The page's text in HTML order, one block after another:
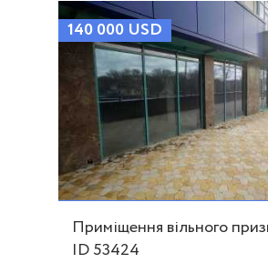
140 000 USD
Приміщення вільного
ID 53424